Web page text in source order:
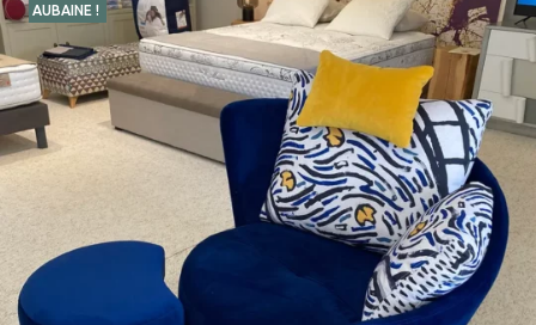
AUBAINE !